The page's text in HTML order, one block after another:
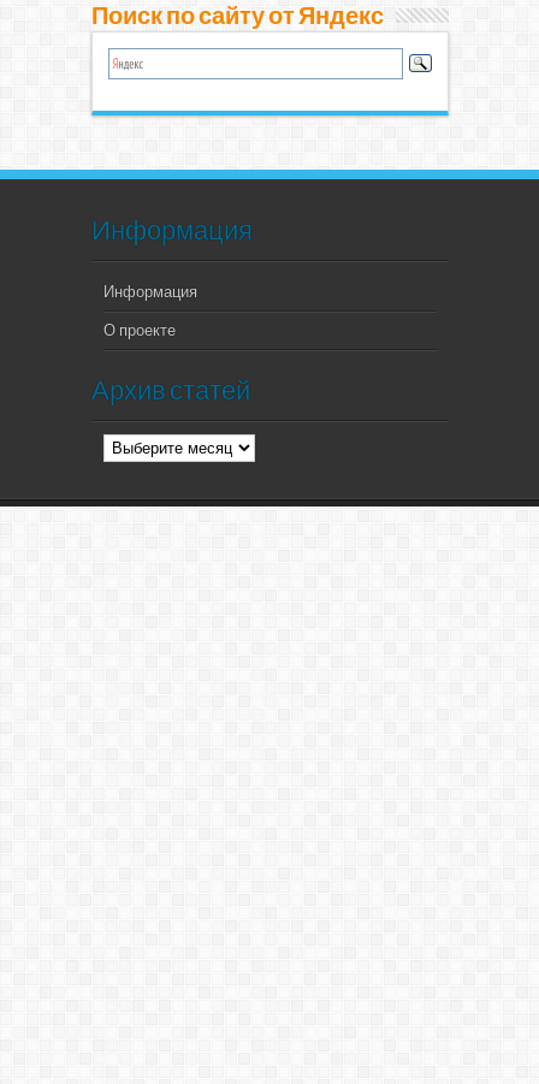
Поиск по сайту от Яндекс
Информация
Информация
О проекте
Архив статей
Архив
статей